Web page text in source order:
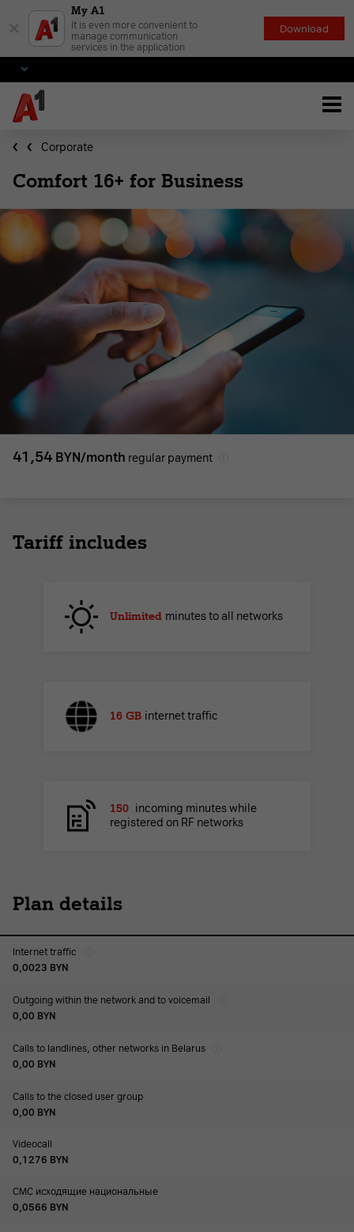
My A1
It is even more convenient to
manage communication
services in the application
Download
Corporate
Comfort 16+ for Business
41,54 BYN/month regular payment
Tariff includes
Unlimited minutes to all networks
16 GB internet traffic
150 incoming minutes while
registered on RF networks
Plan details
Internet traffic
0,0023 BYN
Outgoing within the network and to voicemail
0,00 BYN
Calls to landlines, other networks in Belarus
0,00 BYN
Calls to the closed user group
0,00 BYN
Videocall
0,1276 BYN
СМС исходящие национальные
0,0566 BYN